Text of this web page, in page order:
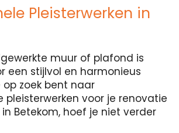
Pleisterwerken in
muur of plafond is
een stijlvol en harmonieus
op zoek bent naar
pleisterwerken voor je renovatie
Betekom, hoef je niet verder